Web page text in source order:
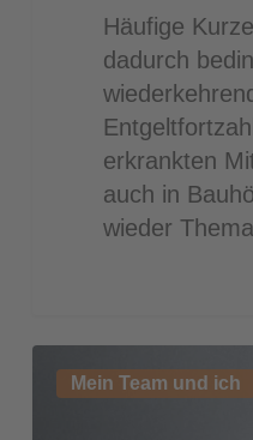
Häufige
dadurch
erkrankten
auch in
wieder
der Mein Team und ich